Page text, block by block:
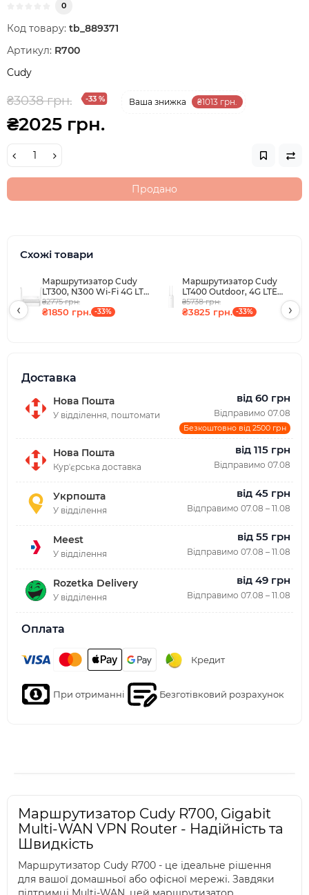
0
Код товару: tb_889371
Артикул: R700
Cudy
₴3038 грн. -33 % Ваша знижка ₴1013 грн.
₴2025 грн.
Продано
Схожі товари
Маршрутизатор Cudy
LT300, N300 Wi-Fi 4G LTE
Cat4 Mini Router
₴2775 грн.
₴1850 грн. -33%
Маршрутизатор Cudy
LT400 Outdoor, 4G LTE
Cat 4 N300 Wi-Fi Router
₴5738 грн.
₴3825 грн. -33%
‹ ›
Доставка
Нова Пошта
У відділення, поштомати
від 60 грн
Відправимо 07.08
Безкоштовно від 2500 грн
Нова Пошта
Курʼєрська доставка
від 115 грн
Відправимо 07.08
Укрпошта
У відділення
від 45 грн
Відправимо 07.08 – 11.08
Meest
У відділення
від 55 грн
Відправимо 07.08 – 11.08
Rozetka Delivery
У відділення
від 49 грн
Відправимо 07.08 – 11.08
Оплата
Кредит
При отриманні Безготівковий розрахунок
Маршрутизатор Cudy R700, Gigabit
Multi-WAN VPN Router - Надійність та
Швидкість
Маршрутизатор Cudy R700 - це ідеальне рішення
для вашої домашньої або офісної мережі. Завдяки